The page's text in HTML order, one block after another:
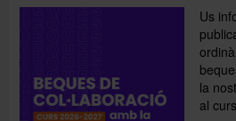
Docència i
Formació
Us
la
al